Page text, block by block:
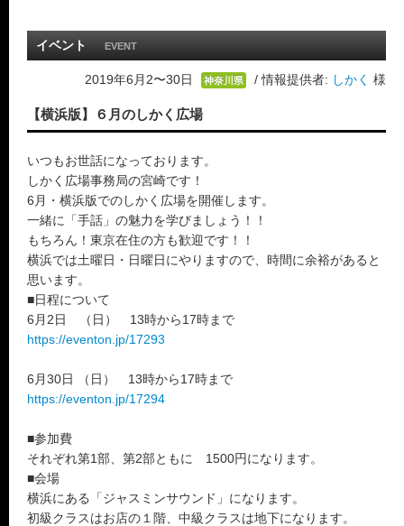
イベント EVENT
2019年6月2〜30日 神奈川県 / 情報提供者: しかく 様
【横浜版】６月のしかく広場
いつもお世話になっております。
しかく広場事務局の宮崎です！
6月・横浜版でのしかく広場を開催します。
一緒に「手話」の魅力を学びましょう！！
もちろん！東京在住の方も歓迎です！！
横浜では土曜日・日曜日にやりますので、時間に余裕があると
思います。
■日程について
6月2日 （日） 13時から17時まで
https://eventon.jp/17293
6月30日 （日） 13時から17時まで
https://eventon.jp/17294
■参加費
それぞれ第1部、第2部ともに 1500円になります。
■会場
横浜にある「ジャスミンサウンド」になります。
初級クラスはお店の１階、中級クラスは地下になります。